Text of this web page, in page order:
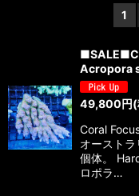
1
Acropora
49,800円
Coral
オースト
個体。
ロポラ…